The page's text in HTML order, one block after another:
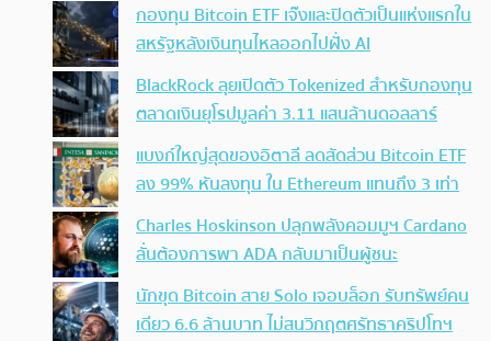
กองทุน Bitcoin ETF เจ๊งและปิดตัวเป็นแห่งแรกใน
สหรัฐหลังเงินทุนไหลออกไปฝั่ง AI
BlackRock ลุยเปิดตัว Tokenized สำหรับกองทุน
ตลาดเงินยุโรปมูลค่า 3.11 แสนล้านดอลลาร์
แบงก์ใหญ่สุดของอิตาลี ลดสัดส่วน Bitcoin ETF
ลง 99% หันลงทุน ใน Ethereum แทนถึง 3 เท่า
Charles Hoskinson ปลุกพลังคอมมูฯ Cardano
ลั่นต้องการพา ADA กลับมาเป็นผู้ชนะ
นักขุด Bitcoin สาย Solo เจอบล็อก รับทรัพย์คน
เดียว 6.6 ล้านบาท ไม่สนวิกฤตศรัทธาคริปโทฯ